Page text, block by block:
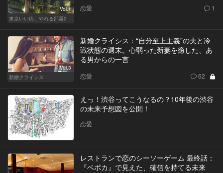
Vol.1
東京いい街、やれる部屋2
恋愛 1
Vol.3
新婚クライシス
新婚クライシス：“自分至上主義”の夫と冷
戦状態の週末。心弱った新妻を癒した、あ
る男からの一言
恋愛 62
えっ！渋谷ってこうなるの？10年後の渋谷
の未来予想図を公開！
恋愛
レストランで恋のシーソーゲーム 最終話：
『ベポカ』で見えた、確信を持てる未来